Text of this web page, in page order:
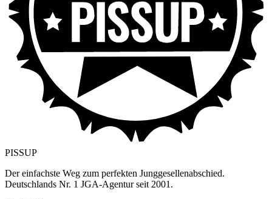
PISSUP
Der einfachste Weg zum perfekten Junggesellenabschied.
Deutschlands Nr. 1 JGA-Agentur seit 2001.